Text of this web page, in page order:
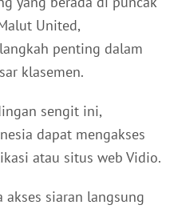
United,
penting dalam
klasemen.
sengit ini,
dapat mengakses
atau situs web Vidio.
siaran langsung